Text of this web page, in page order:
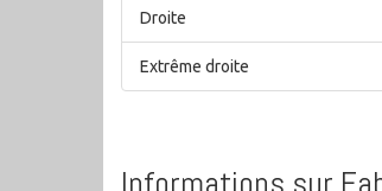
Droite
Extrême droite